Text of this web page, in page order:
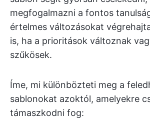
megfogalmazni a fontos
értelmes változásokat
is, ha a prioritások változnak
szűkösek.
Íme, mi különbözteti meg a
sablonokat azoktól, amelyekre
támaszkodni fog: